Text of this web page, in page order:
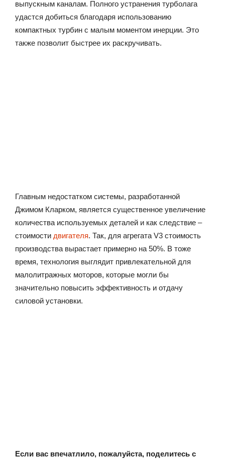
выпускным каналам. Полного устранения турболага
удастся добиться благодаря использованию
компактных турбин с малым моментом инерции. Это
также позволит быстрее их раскручивать.
Главным недостатком системы, разработанной
Джимом Кларком, является существенное увеличение
количества используемых деталей и как следствие –
стоимости двигателя. Так, для агрегата V3 стоимость
производства вырастает примерно на 50%. В тоже
время, технология выглядит привлекательной для
малолитражных моторов, которые могли бы
значительно повысить эффективность и отдачу
силовой установки.
Если вас впечатлило, пожалуйста, поделитесь с